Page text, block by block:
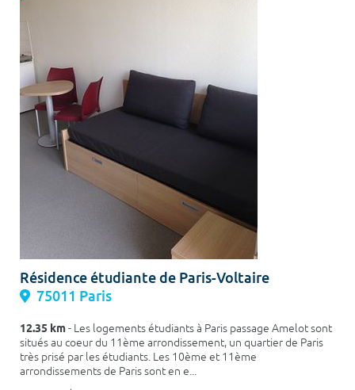
Résidence étudiante de Paris-Voltaire
75011 Paris
12.35 km- Les logements étudiants à Paris passage Amelot sont
situés au coeur du 11ème arrondissement, un quartier de Paris
très prisé par les étudiants. Les 10ème et 11ème
arrondissements de Paris sont en e...